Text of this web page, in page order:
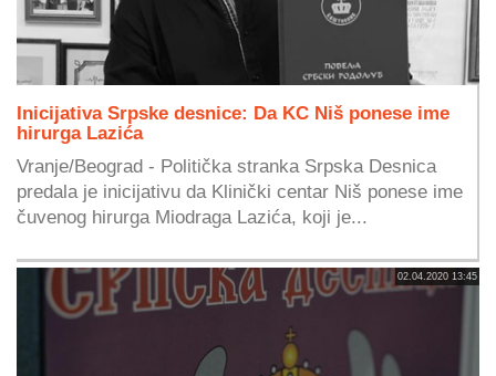
Inicijativa Srpske desnice: Da KC Niš ponese ime
hirurga Lazića
Vranje/Beograd - Politička stranka Srpska Desnica
predala je inicijativu da Klinički centar Niš ponese ime
čuvenog hirurga Miodraga Lazića, koji je...
02.04.2020 13:45